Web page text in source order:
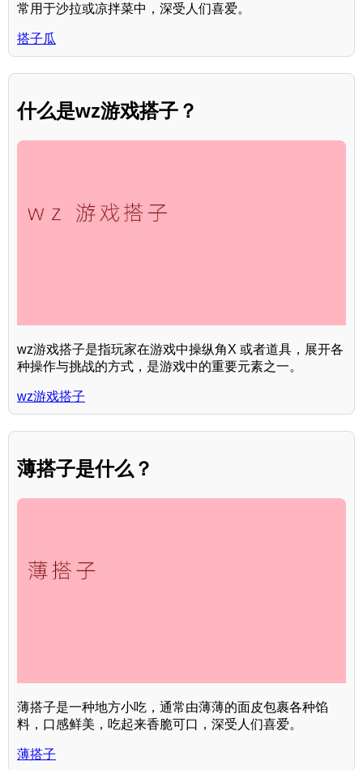
常用于沙拉或凉拌菜中，深受人们喜爱。
搭子瓜
什么是wz游戏搭子？
wz游戏搭子是指玩家在游戏中操纵角X 或者道具，展开各
种操作与挑战的方式，是游戏中的重要元素之一。
wz游戏搭子
薄搭子是什么？
薄搭子是一种地方小吃，通常由薄薄的面皮包裹各种馅
料，口感鲜美，吃起来香脆可口，深受人们喜爱。
薄搭子